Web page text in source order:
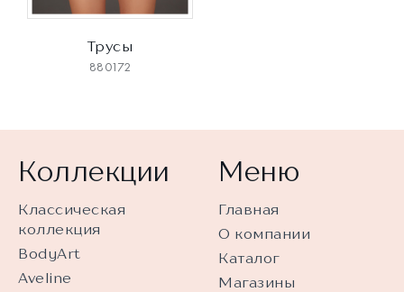
Трусы
880172
Коллекции
Классическая
коллекция
BodyArt
Aveline
Меню
Главная
О компании
Каталог
Магазины